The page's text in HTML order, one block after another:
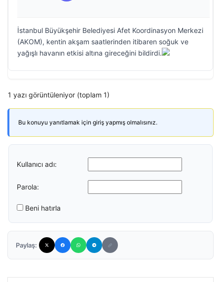
İstanbul Büyükşehir Belediyesi Afet Koordinasyon Merkezi
(AKOM), kentin akşam saatlerinden itibaren soğuk ve
yağışlı havanın etkisi altına gireceğini bildirdi.
1 yazı görüntüleniyor (toplam 1)
Bu konuyu yanıtlamak için giriş yapmış olmalısınız.
Kullanıcı adı:
Parola:
Beni hatırla
Paylaş: